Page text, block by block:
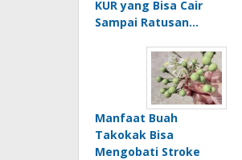
KUR yang Bisa Cair
Sampai Ratusan…
Manfaat Buah
Takokak Bisa
Mengobati Stroke